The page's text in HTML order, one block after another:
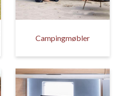
Campingmøbler